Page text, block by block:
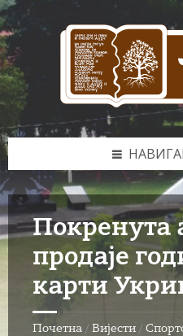
Skip
to
content
Skip
to
left
sidebar
Skip
to
footer
Покренута
продаје
карти
Почетна / Вијести /